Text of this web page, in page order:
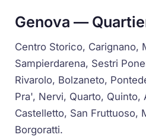
Genova —
Centro Storico, Carignano,
Sampierdarena, Sestri
Rivarolo, Bolzaneto,
Pra', Nervi, Quarto, Quinto,
Castelletto, San Fruttuoso,
Borgoratti.